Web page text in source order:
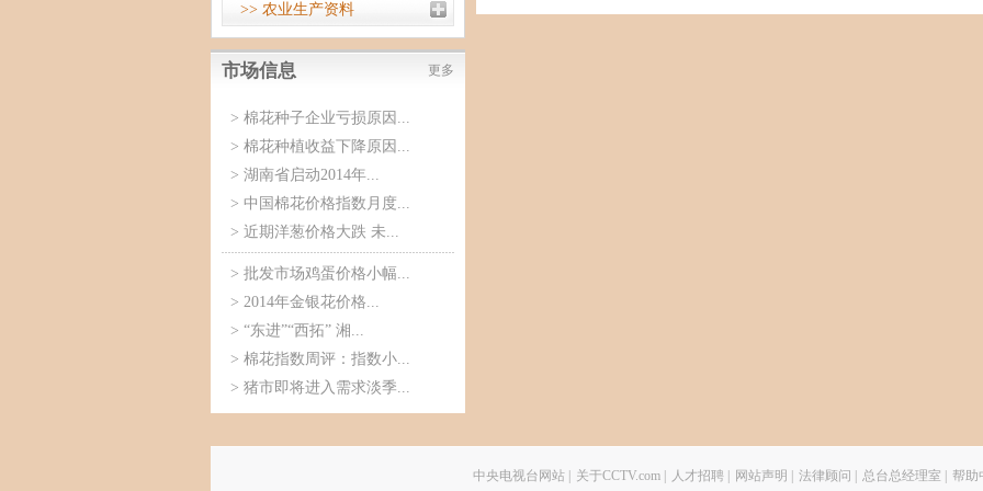
>> 农业生产资料
市场信息 更多
> 棉花种子企业亏损原因...
> 棉花种植收益下降原因...
> 湖南省启动2014年...
> 中国棉花价格指数月度...
> 近期洋葱价格大跌 未...
> 批发市场鸡蛋价格小幅...
> 2014年金银花价格...
> “东进”“西拓” 湘...
> 棉花指数周评：指数小...
> 猪市即将进入需求淡季...
中央电视台网站 关于CCTV.com 人才招聘 网站声明 法律顾问 总台总经理室 帮助